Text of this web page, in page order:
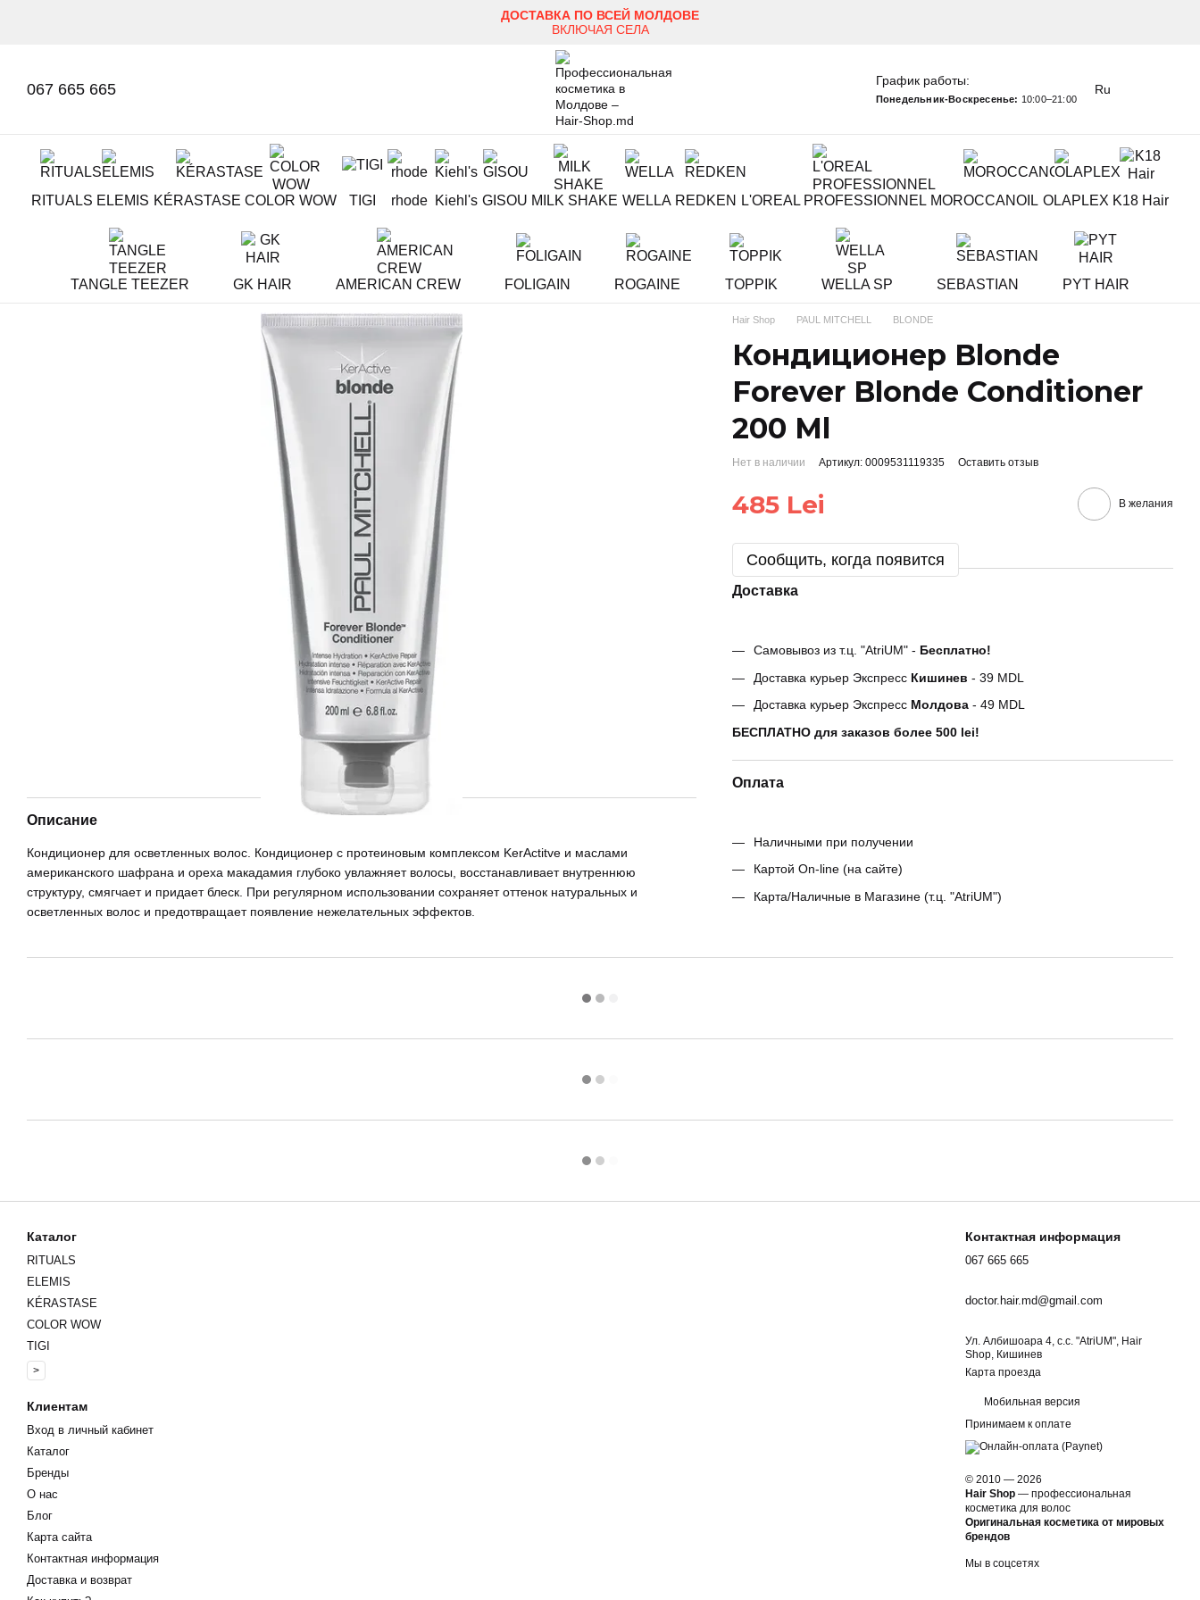
ДОСТАВКА ПО ВСЕЙ МОЛДОВЕ
ВКЛЮЧАЯ СЕЛА
067 665 665 График работы:
Понедельник-Воскресенье: 10:00–21:00
Ru
RITUALS ELEMIS KÉRASTASE COLOR WOW TIGI rhode Kiehl's GISOU MILK SHAKE WELLA REDKEN L'OREAL PROFESSIONNEL MOROCCANOIL OLAPLEX K18 Hair
TANGLE TEEZER GK HAIR AMERICAN CREW FOLIGAIN ROGAINE TOPPIK WELLA SP SEBASTIAN PYT HAIR
Описание
Кондиционер для осветленных волос. Кондиционер с протеиновым комплексом KerActitve и маслами
американского шафрана и ореха макадамия глубоко увлажняет волосы, восстанавливает внутреннюю
структуру, смягчает и придает блеск. При регулярном использовании сохраняет оттенок натуральных и
осветленных волос и предотвращает появление нежелательных эффектов.
Hair Shop PAUL MITCHELL BLONDE
Кондиционер Blonde
Forever Blonde Conditioner
200 Ml
Нет в наличии Артикул: 0009531119335 Оставить отзыв
485 Lei В желания
Сообщить, когда появится
Доставка
Самовывоз из т.ц. "AtriUM" - Бесплатно!
Доставка курьер Экспресс Кишинев - 39 MDL
Доставка курьер Экспресс Молдова - 49 MDL
БЕСПЛАТНО для заказов более 500 lei!
Оплата
Наличными при получении
Картой On-line (на сайте)
Карта/Наличные в Магазине (т.ц. "AtriUM")
Каталог
RITUALS
ELEMIS
KÉRASTASE
COLOR WOW
TIGI
>
Клиентам
Вход в личный кабинет
Каталог
Бренды
О нас
Блог
Карта сайта
Контактная информация
Доставка и возврат
Контактная информация
067 665 665
doctor.hair.md@gmail.com
Ул. Албишоара 4, c.c. "AtriUM", Hair
Shop, Кишинев
Карта проезда
Мобильная версия
Принимаем к оплате
© 2010 — 2026
Hair Shop —профессиональная
косметика для волос
Оригинальная косметика от мировых
брендов
Мы в соцсетях